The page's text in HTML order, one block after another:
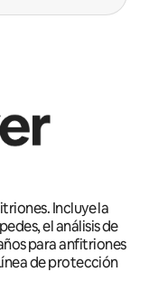
Incluye la
el análisis de
para anfitriones
de protección